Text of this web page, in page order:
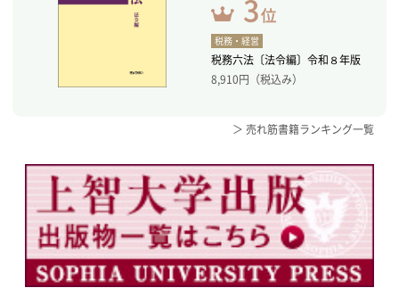
税務・経営
税務六法〔法令編〕令和８年版
8,910円（税込み）
＞ 売れ筋書籍ランキング一覧